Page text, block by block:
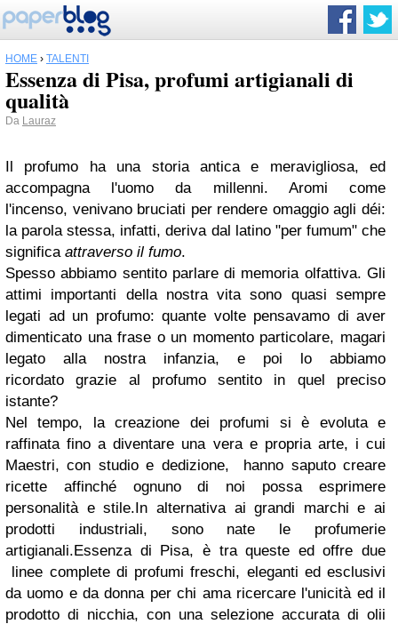
HOME › TALENTI
Essenza di Pisa, profumi artigianali di
qualità
Da Lauraz
Il profumo ha una storia antica e meravigliosa, ed
accompagna l'uomo da millenni. Aromi come
l'incenso, venivano bruciati per rendere omaggio agli déi:
la parola stessa, infatti, deriva dal latino "per fumum" che
significa attraverso il fumo.
Spesso abbiamo sentito parlare di memoria olfattiva. Gli
attimi importanti della nostra vita sono quasi sempre
legati ad un profumo: quante volte pensavamo di aver
dimenticato una frase o un momento particolare, magari
legato alla nostra infanzia, e poi lo abbiamo
ricordato grazie al profumosentito in quel preciso
istante?
Nel tempo, la creazione dei profumi si è evoluta e
raffinata fino a diventare una vera e propria arte, i cui
Maestri, con studio e dedizione, hanno saputo creare
ricette affinché ognuno di noi possa esprimere
personalità e stile.In alternativa ai grandi marchi e ai
prodotti industriali, sono nate le profumerie
artigianali.Essenza di Pisa, è tra queste ed offre due
linee complete di profumi freschi, eleganti ed esclusivi
da uomo e da donna per chi ama ricercare l'unicità ed il
prodotto di nicchia, con una selezione accurata di olii